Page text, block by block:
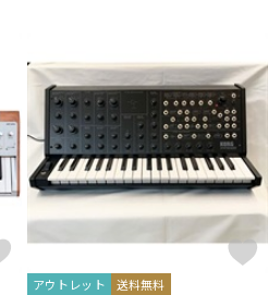
アウトレット 送料無料